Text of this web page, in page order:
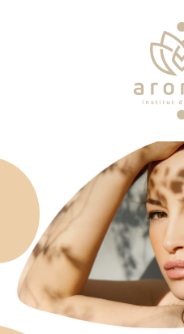
Soins
Je veux faire un bon cadeau
Plan d’accès
Prendre RDV